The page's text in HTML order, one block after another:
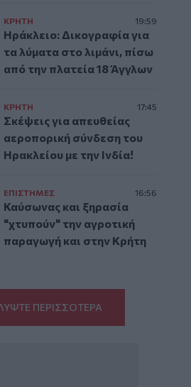
ΚΡΗΤΗ 19:59
Ηράκλειο: Δικογραφία για
τα λύματα στο λιμάνι, πίσω
από την πλατεία 18 Άγγλων
ΚΡΗΤΗ 17:45
Σκέψεις για απευθείας
αεροπορική σύνδεση του
Ηρακλείου με την Ινδία!
ΕΠΙΣΤΗΜΕΣ 16:56
Καύσωνας και ξηρασία
"χτυπούν" την αγροτική
παραγωγή και στην Κρήτη
ΠΕΡΙΣΣΟΤΕΡΑ